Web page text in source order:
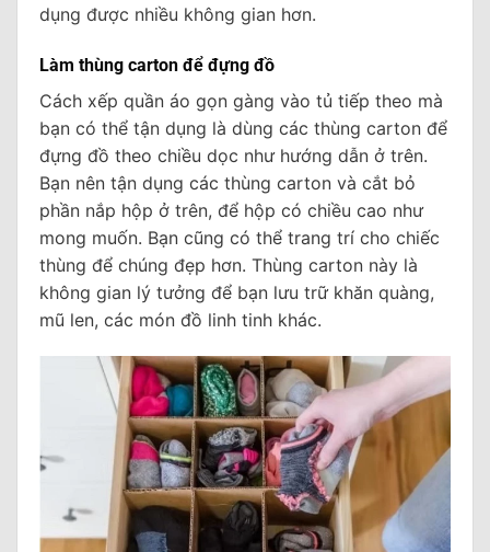
dụng được nhiều không gian hơn.
Làm thùng carton để đựng đồ
Cách xếp quần áo gọn gàng vào tủ tiếp theo mà
bạn có thể tận dụng là dùng các thùng carton để
đựng đồ theo chiều dọc như hướng dẫn ở trên.
Bạn nên tận dụng các thùng carton và cắt bỏ
phần nắp hộp ở trên, để hộp có chiều cao như
mong muốn. Bạn cũng có thể trang trí cho chiếc
thùng để chúng đẹp hơn. Thùng carton này là
không gian lý tưởng để bạn lưu trữ khăn quàng,
mũ len, các món đồ linh tinh khác.